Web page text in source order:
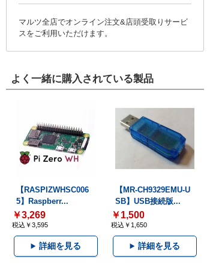
マルツ全店でオンライン注文&店頭受取りサービ
スをご利用いただけます。
よく一緒に購入されている製品
【RASPIZWHSC006
5】Raspberr...
￥3,269
税込￥3,595
詳細を見る
【MR-CH9329EMU-U
SB】USB接続版...
￥1,500
税込￥1,650
詳細を見る